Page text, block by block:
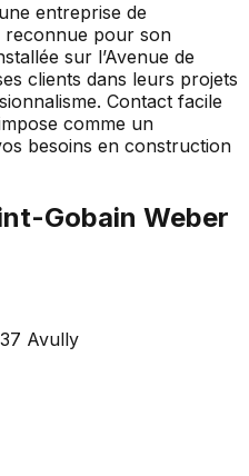
entreprise de
reconnue pour son
sur l’Avenue de
clients dans leurs projets
Contact facile
comme un
besoins en construction
Gobain Weber
Avully